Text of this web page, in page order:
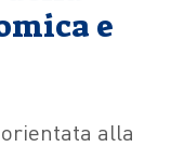
e
alla